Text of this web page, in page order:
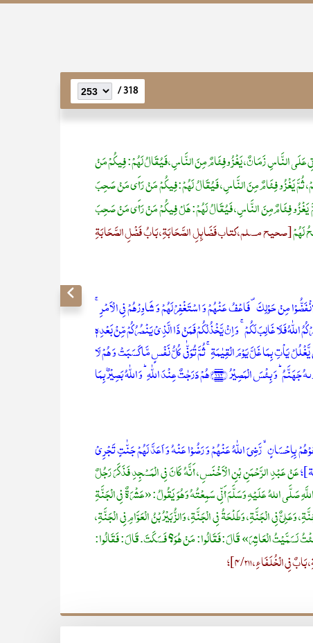
318 /
عَلَى النَّاسِ زَمَانٌ، يَغْزُو فِئَامٌ مِنَ النَّاسِ، فَيُقَالُ لَهُمْ: فِيكُمْ مَنْ
ثُمَّ يَغْزُو فِئَامٌ مِنَ النَّاسِ، فَيُقَالُ لَهُمْ: فِيكُمْ مَنْ رَأَى مَنْ صَحِبَ
يَغْزُو فِئَامٌ مِنَ النَّاسِ، فَيُقَالُ لَهُمْ: هَلْ فِيكُمْ مَنْ رَأَى مَنْ صَحِبَ
لَهُمْ[صحيح مسلم، كتاب فَضَائِلِ الصَّحَابَةِ، بَابُ فَضْلِ الصَّحَابَةِ
مِنۡ حَوۡلِکَ ۪ فَاعۡفُ عَنۡہُمۡ وَ اسۡتَغۡفِرۡ لَہُمۡ وَ شَاوِرۡہُمۡ فِی الۡاَمۡرِ
اللّٰہِ ؕ اِنَّ اللّٰہَ یُحِبُّ الۡمُتَوَکِّلِیۡنَ ﴿۱۵۹﴾اِنۡ یَّنۡصُرۡکُمُ اللّٰہُ فَلَا غَالِبَ لَکُمۡ ۚ وَ اِنۡ یَّخۡذُلۡکُمۡ فَمَنۡ ذَا الَّذِیۡ یَنۡصُرُکُمۡ مِّنۡۢ بَعۡدِہٖ
کَانَ لِنَبِیٍّ اَنۡ یَّغُلَّ ؕ وَ مَنۡ یَّغۡلُلۡ یَاۡتِ بِمَا غَلَّ یَوۡمَ الۡقِیٰمَۃِ ۚ ثُمَّ تُوَفّٰی کُلُّ نَفۡسٍ مَّا کَسَبَتۡ وَ ہُمۡ لَا
یُظۡلَمُوۡنَ ﴿۱۶۱﴾اَفَمَنِ اتَّبَعَ رِضۡوَانَ اللّٰہِ کَمَنۡۢ بَآءَ بِسَخَطٍ مِّنَ اللّٰہِ وَ مَاۡوٰىہُ جَہَنَّمُ ؕ وَ بِئۡسَ الۡمَصِیۡرُ ﴿۱۶۲﴾ہُمۡ دَرَجٰتٌ عِنۡدَ اللّٰہِ ؕ وَ اللّٰہُ بَصِیۡرٌۢ بِمَا
بِاِحۡسَانٍ ۙ رَّضِیَ اللّٰہُ عَنۡہُمۡ وَ رَضُوۡا عَنۡہُ وَ اَعَدَّ لَہُمۡ جَنّٰتٍ تَجۡرِیۡ
عَنْ عَبْدِ الرَّحْمَنِ بْنِ الْأَخْنَسِ، أَنَّهُ كَانَ فِي الْمَسْجِدِ فَذَكَرَ رَجُلٌ
صَلَّى اللهُ عَلَيْهِ وَسَلَّمَ أَنِّي سَمِعْتُهُ وَهُوَ يَقُولُ: «عَشْرَةٌ فِي الْجَنَّةِ
وَعَلِيٌّ فِي الْجَنَّةِ، وَطَلْحَةُ فِي الْجَنَّةِ، وَالزُّبَيْرُ بْنُ الْعَوَّامِ فِي الْجَنَّةِ،
لَسَمَّيْتُ الْعَاشِرَ» قَالَ: فَقَالُوا: مَنْ هُوَ؟ فَسَكَتَ. قَالَ: فَقَالُوا:
الْخُلَفَاءِ، 4/211]؛